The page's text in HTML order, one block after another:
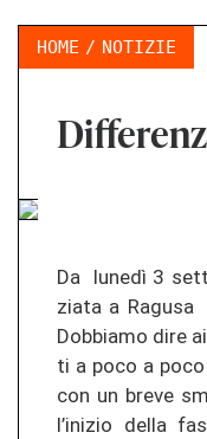
HOME NOTIZIE
Da lunedì 3
zia­ta a
Dob­bia­mo dire
ti a poco a
con un breve
l’in­izio della